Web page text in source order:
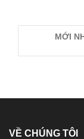
MỚI
VỀ CHÚNG TÔI